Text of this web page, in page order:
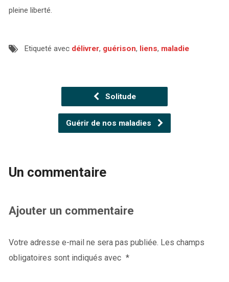
pleine liberté.
Etiqueté avec délivrer, guérison, liens, maladie
Solitude
Guérir de nos maladies
Un commentaire
Ajouter un commentaire
Votre adresse e-mail ne sera pas publiée. Les champs
obligatoires sont indiqués avec *